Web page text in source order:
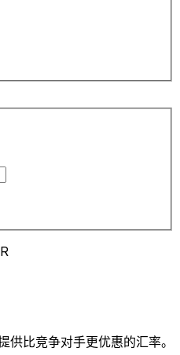
供比竞争对手更优惠的汇率。